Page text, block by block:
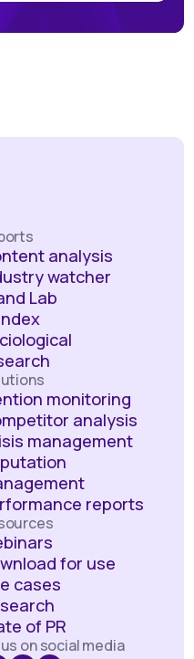
analysis
watcher
Lab
monitoring
analysis
management
reports
for use
cases
of PR
on social media